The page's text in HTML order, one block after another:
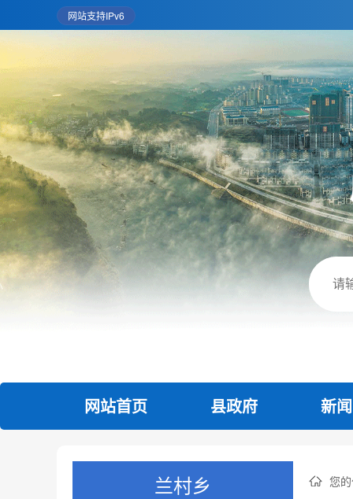
网站支持IPv6
网站首页 县政府 新
兰村乡 您